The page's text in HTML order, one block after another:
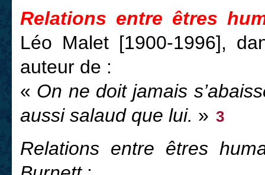
Relations entre êtres
Léo Malet [1900-1996],
auteur de :
« On ne doit jamais
aussi salaud que lui. » 3
Relations entre êtres